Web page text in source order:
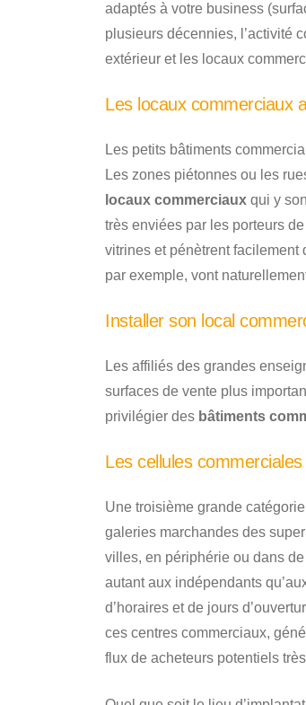
adaptés à votre business
plusieurs décennies, l’activité
extérieur et les locaux
Les locaux commerciaux
Les petits bâtiments
Les zones piétonnes ou les
locaux commerciaux qui y
très enviées par les porteurs
vitrines et pénètrent
par exemple, vont
Installer son local
Les affiliés des grandes
surfaces de vente plus
privilégier des bâtiments
Les cellules
Une troisième grande
galeries marchandes des
villes, en périphérie ou dans
autant aux indépendants
d’horaires et de jours
ces centres commerciaux,
flux de acheteurs potentiels